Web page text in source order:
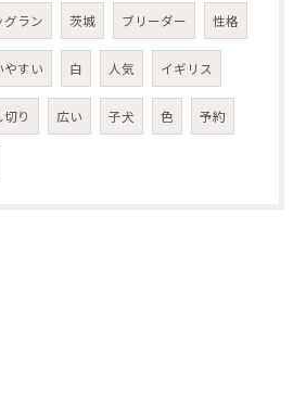
グラン 茨城 ブリーダー 性格
やすい 白 人気 イギリス
り 広い 子犬 色 予約